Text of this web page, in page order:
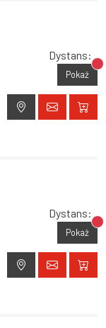
Dystans:
Pokaż
Dystans:
Pokaż